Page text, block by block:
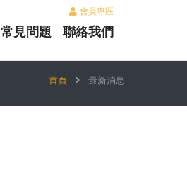
會員專區
常見問題 聯絡我們
首頁 最新消息